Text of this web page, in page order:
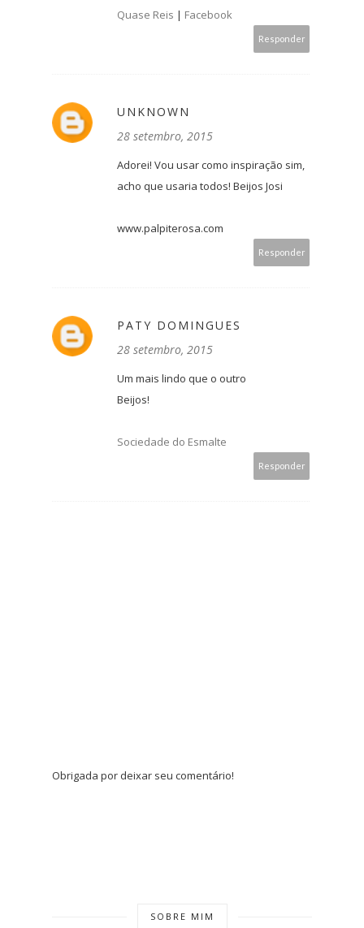
Quase Reis | Facebook
Responder
UNKNOWN
28 setembro, 2015
Adorei! Vou usar como inspiração sim,
acho que usaria todos! Beijos Josi
www.palpiterosa.com
Responder
PATY DOMINGUES
28 setembro, 2015
Um mais lindo que o outro
Beijos!
Sociedade do Esmalte
Responder
Obrigada por deixar seu comentário!
SOBRE MIM